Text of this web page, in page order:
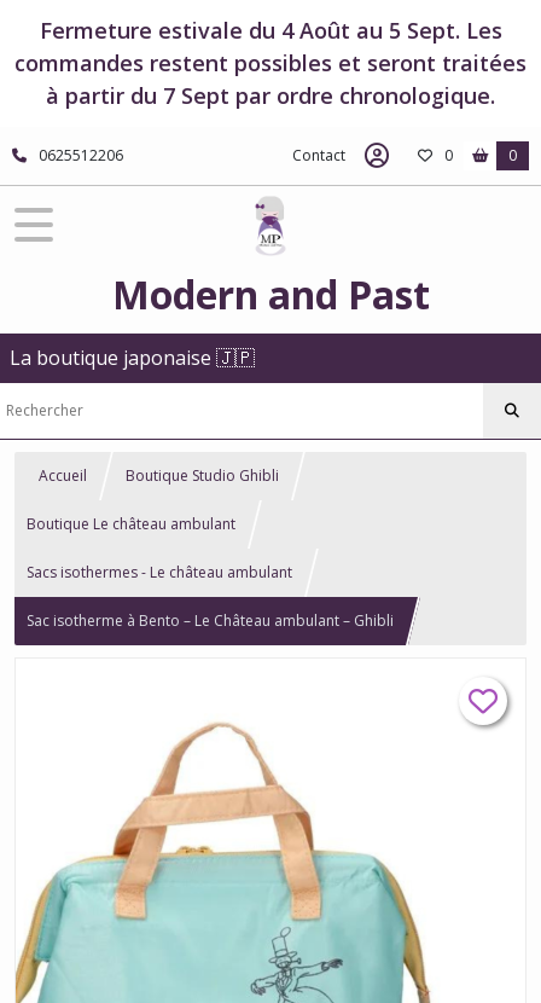
Fermeture estivale du 4 Août au 5 Sept. Les
commandes restent possibles et seront traitées
à partir du 7 Sept par ordre chronologique.
0625512206 Contact 0 0
Modern and Past
La boutique japonaise 🇯🇵
Accueil Boutique Studio Ghibli
Boutique Le château ambulant
Sacs isothermes - Le château ambulant
Sac isotherme à Bento – Le Château ambulant – Ghibli